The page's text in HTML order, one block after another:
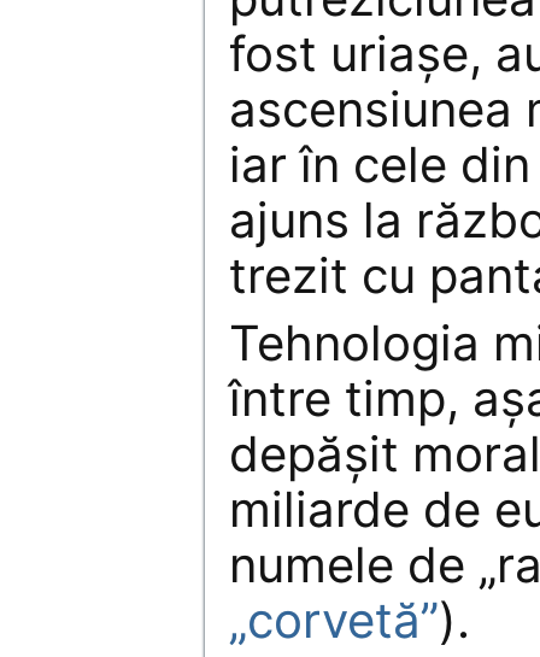
fost uriașe,
ascensiunea
iar în cele
ajuns la
trezit cu
Tehnologia
între timp,
depășit
miliarde de
numele de
„corvetă”).